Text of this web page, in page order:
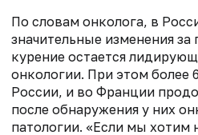
По словам онколога, в
значительные изменения за
курение остается
онкологии. При этом более
России, и во Франции
после обнаружения у них
патологии. «Если мы хотим